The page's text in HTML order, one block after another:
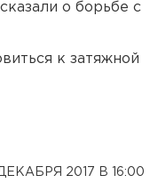
о борьбе с
к затяжной
2017 В 16:00